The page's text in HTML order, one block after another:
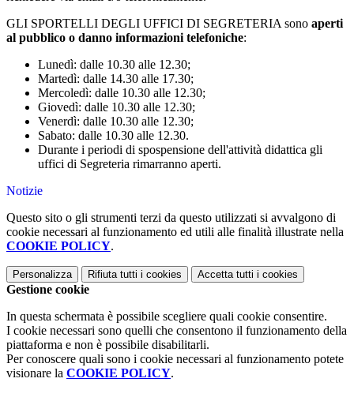
GLI SPORTELLI DEGLI UFFICI DI SEGRETERIA sono aperti
al pubblico o danno informazioni telefoniche:
Lunedì: dalle 10.30 alle 12.30;
Martedì: dalle 14.30 alle 17.30;
Mercoledì: dalle 10.30 alle 12.30;
Giovedì: dalle 10.30 alle 12.30;
Venerdì: dalle 10.30 alle 12.30;
Sabato: dalle 10.30 alle 12.30.
Durante i periodi di spospensione dell'attività didattica gli
uffici di Segreteria rimarranno aperti.
Notizie
Questo sito o gli strumenti terzi da questo utilizzati si avvalgono di
cookie necessari al funzionamento ed utili alle finalità illustrate nella
COOKIE POLICY.
Personalizza Rifiuta tutti i cookies Accetta tutti i cookies
Gestione cookie
In questa schermata è possibile scegliere quali cookie consentire.
I cookie necessari sono quelli che consentono il funzionamento della
piattaforma e non è possibile disabilitarli.
Per conoscere quali sono i cookie necessari al funzionamento potete
visionare la COOKIE POLICY.